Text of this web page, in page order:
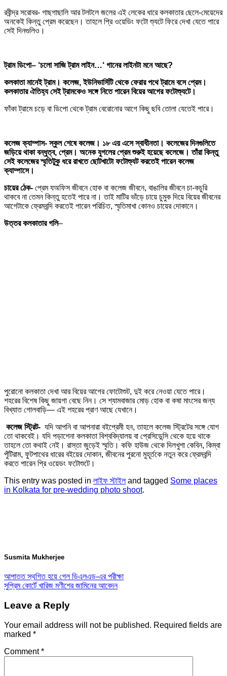
রবীন্দ্র সরোবর- গাছগাছালি আর টলটলে জলের এই লেকের ধারে কলকাতার ছেলে-মেয়েদের
অনকেই কিন্তু প্রেম করেছেন। তাহলে প্রি ওয়েডিং ফটো শ্যুটে ফিরে দেখা যেতে পারে
সেই দিনগুলিও।
ট্রাম ডিপো– ‘চলো সাজি ট্রাম লাইন…‘ গানের লাইনটা মনে আছে?
কলকাতা মানেই ট্রাম। কলেজ, ইউনিভার্সিটি থেকে ফেরার পথে ট্রামে বসে প্রেম।
কলকাতার ঐতিহ্য সেই ট্রামকেও সঙ্গে নিতে পারেন বিয়ের আগের ফটোশ্যুটে।
ফাঁকা ট্রামে চড়ে বা ডিপো থেকে ট্রাম বেরোনোর আগে কিছু ছবি তোলা যেতেই পারে।
কলেজ ক্যাম্পাস-স্কুল শেষে কলেজ। ১৮ এয় এসে স্বাধীনতা। কলেজের দিনগুলিতে
জড়িয়ে থাকা বন্ধুত্ব, প্রেম। অনেক যুগলের প্রেম শুরুই হয়েছে কলেজে। তাঁরা কিন্তু
সেই কলেজের স্মৃতিটুকু ধরে রাখতে ছোটখাটো ফটোশ্যুট করতেই পারেন কলেজ
ক্যাম্পাসে।
চায়ের ঠেক- প্রেম যঅফিস জীবনে হোক বা কলেজ জীবনে, বাঙালির জীবনে চা-কচুরি
থাকবে না তেমন কিন্তু হতেই পারে না। তাই মাটির ভাঁড়ে চায়ে চুমুক দিয়ে বিয়ের জীবনের
আগেটাকে ফ্রেমবন্দি করতেই পারেন পরিচিত, স্মৃতিমাখা কোনও চায়ের দোকানে।
উত্তর কলকাতার গলি–
পুরোনো কলকাতা দেখা আর বিয়ের আগের ফোটোশুট, দুই করে নেওয়া যেতে পারে।
শহরের বিশেষ কিছু জায়গা বেছে নিন। সে শ্যামবাজার মোড় হোক বা কষা মাংসের জন্য
বিখ্যাত গোলবাড়ি— এই শহরের প্রাণ আছে যেখানে।
কলেজ স্ট্রিট- যদি আপনি বা আপনারা বইপ্রেমী হন, তাহলে কলেজ স্ট্রিটের সঙ্গে যোগ
তো থাকবেই। যদি পড়াশেনা কলকাতা বিশ্ববিদ্যালয় বা প্রেসিডেন্সি থেকে হয়ে থাকে
তাহলে তো কথাই নেই। রাস্তা জুড়েই স্মৃতি। কফি হাউজ থেকে দিলখুশা কেবিন, কিম্বা
পুঁটিরাম, ফুটপাথের ধারের বইয়ের দোকান, জীবনের পুরনো মুহূর্তকে নতুন করে ফ্রেমবন্দি
করতে পারেন প্রি ওয়েডং ফটোশুটে।
This entry was posted in লাইফ স্টাইলand tagged Some places
in Kolkata for pre-wedding photo shoot.
Susmita Mukherjee
আপাতত স্থগিত হয়ে গেল ডিএলএড-এর পরীক্ষা
সুপ্রিম কোর্টে খারিজ মণীশের জামিনের আবেদন
Leave a Reply
Your email address will not be published. Required fields are
marked *
Comment*